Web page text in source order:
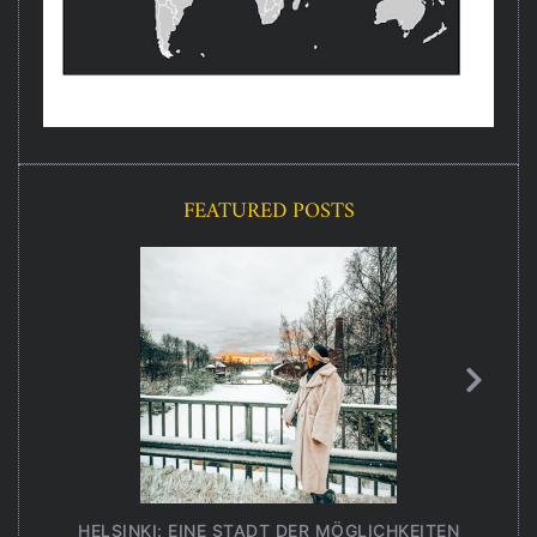
FEATURED POSTS
HELSINKI: EINE STADT DER MÖGLICHKEITEN